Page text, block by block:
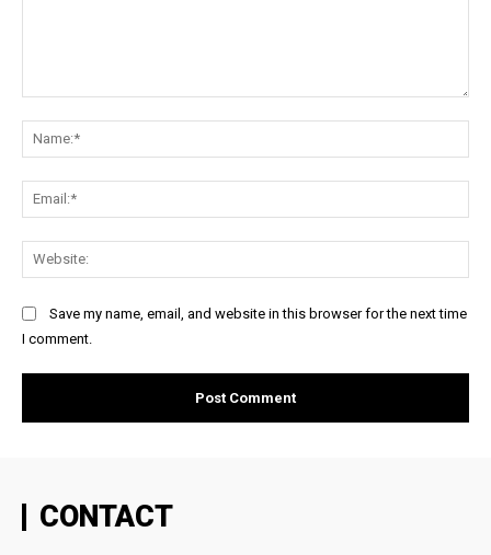
Save my name, email, and website in this browser for the next time
I comment.
CONTACT